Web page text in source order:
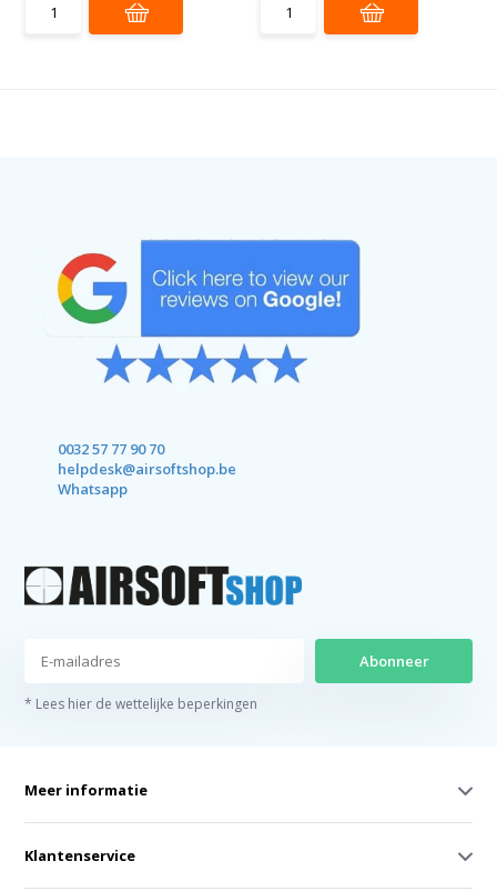
0032 57 77 90 70
helpdesk@airsoftshop.be
Whatsapp
Abonneer
* Lees hier de wettelijke beperkingen
Meer informatie
Klantenservice